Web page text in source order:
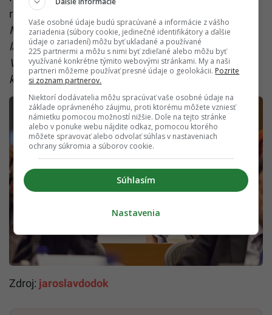
radšej fotia.
Michal Meško z Martinusu, Michal Dragan a jeho
láska k marketingu, Richard Vašečka z NRSR,
Veronika Pizano z TEDxBA či Erik Oravec, zvláštny
konzument informácií…
Zdroj: jaroslavdodok
Vaše osobné údaje budú spracúvané a informácie z vášho
zariadenia (súbory cookie, jedinečné identifikátory a ďalšie
údaje o zariadení) môžu byť ukladané a používané
225 partnermi a môžu s nimi byť zdieľané alebo môžu byť
využívané konkrétne týmito webovými stránkami. My a naši
partneri môžeme používať presné údaje o geolokácii. Pozrite
si zoznam partnerov.
Niektorí dodávatelia môžu spracúvať vaše osobné údaje na
základe oprávneného záujmu, proti ktorému môžete vzniesť
námietku pomocou možností nižšie. Dole na tejto stránke
alebo v ponuke webu nájdite odkaz, pomocou ktorého
môžete spravovať alebo odvolať súhlas v nastaveniach
ochrany súkromia a súborov cookie.
Súhlasím
Nastavenia